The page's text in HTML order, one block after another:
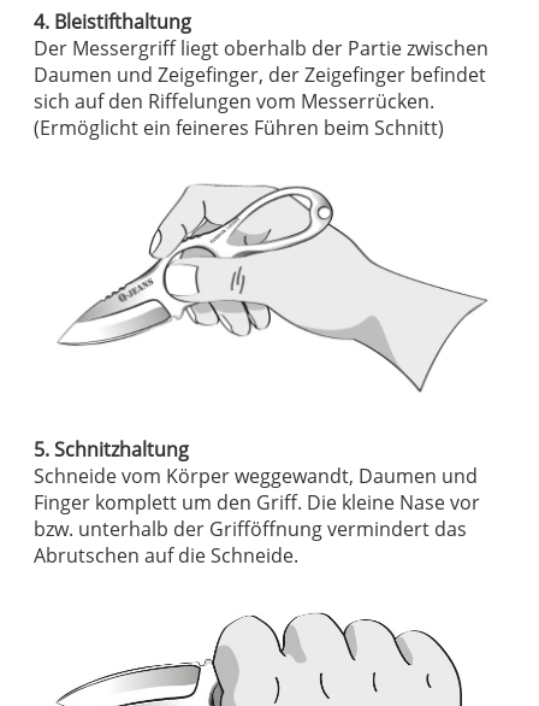
4. Bleistifthaltung
Der Messergriff liegt oberhalb der Partie zwischen
Daumen und Zeigefinger, der Zeigefinger befindet
sich auf den Riffelungen vom Messerrücken.
(Ermöglicht ein feineres Führen beim Schnitt)
5. Schnitzhaltung
Schneide vom Körper weggewandt, Daumen und
Finger komplett um den Griff. Die kleine Nase vor
bzw. unterhalb der Grifföffnung vermindert das
Abrutschen auf die Schneide.